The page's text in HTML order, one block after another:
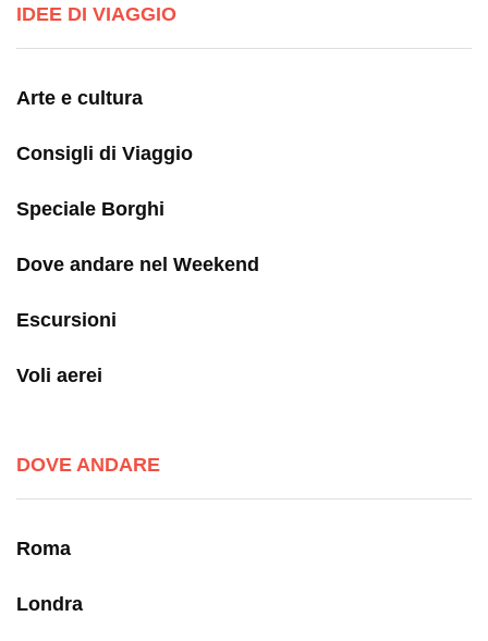
IDEE DI VIAGGIO
Arte e cultura
Consigli di Viaggio
Speciale Borghi
Dove andare nel Weekend
Escursioni
Voli aerei
DOVE ANDARE
Roma
Londra